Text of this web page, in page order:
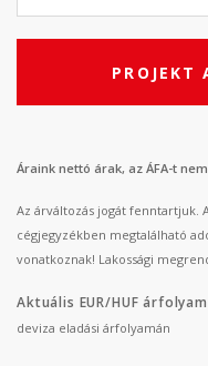
PROJEKT
Áraink nettó árak, az ÁFA-t
Az árváltozás jogát fenntartjuk.
cégjegyzékben megtalálható
vonatkoznak! Lakossági
Aktuális EUR/HUF
deviza eladási árfolyamán